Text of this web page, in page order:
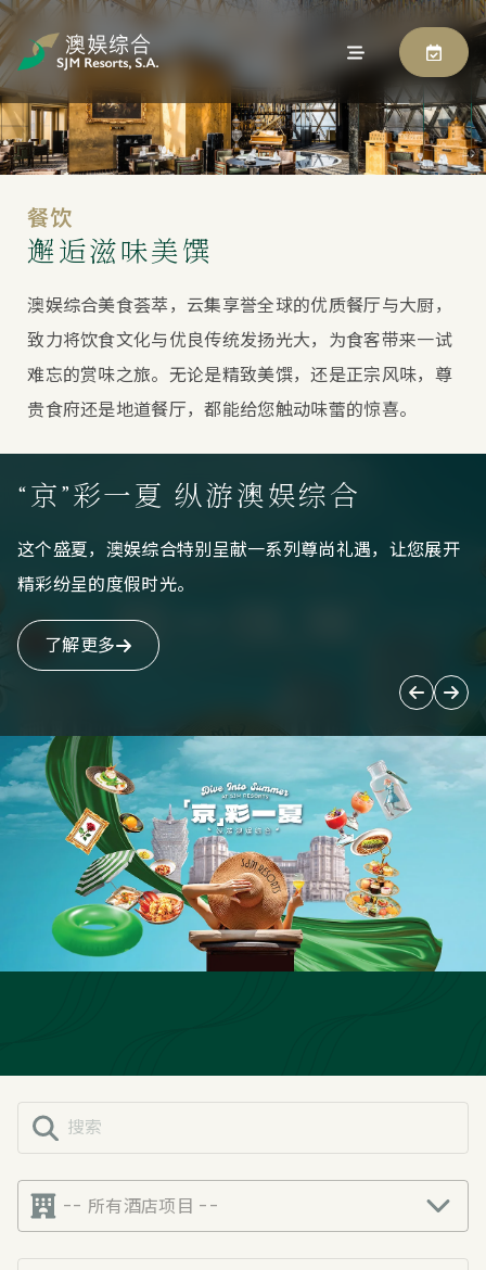
餐饮
邂逅滋味美馔
澳娱综合美食荟萃，云集享誉全球的优质餐厅与大厨，
致力将饮食文化与优良传统发扬光大，为食客带来一试
难忘的赏味之旅。无论是精致美馔，还是正宗风味，尊
贵食府还是地道餐厅，都能给您触动味蕾的惊喜。
“京”彩一夏 纵游澳娱综合
这个盛夏，澳娱综合特别呈献一系列尊尚礼遇，让您展开
精彩纷呈的度假时光。
了解更多
-- 所有酒店项目 --